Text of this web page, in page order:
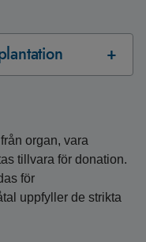
organ, vara
tillvara för donation.
för
uppfyller de strikta